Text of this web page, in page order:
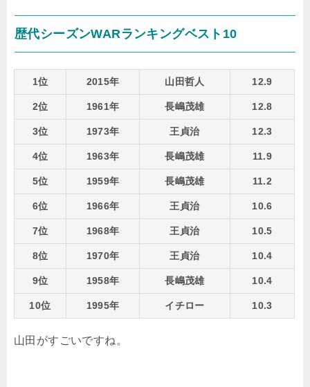
歴代シーズンWARランキングベスト10
1位 2015年 山田哲人 12.9
2位 1961年 長嶋茂雄 12.8
3位 1973年 王貞治 12.3
4位 1963年 長嶋茂雄 11.9
5位 1959年 長嶋茂雄 11.2
6位 1966年 王貞治 10.6
7位 1968年 王貞治 10.5
8位 1970年 王貞治 10.4
9位 1958年 長嶋茂雄 10.4
10位 1995年 イチロー 10.3
山田がすごいですね。